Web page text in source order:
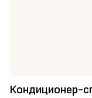
Кондиционер-